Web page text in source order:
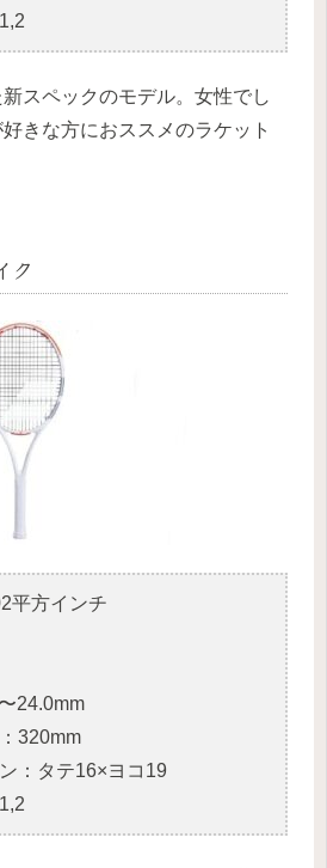
スペックのモデル。女性でし
きな方におススメのラケット
ク
平方インチ
24.0mm
320mm
：タテ16×ヨコ19